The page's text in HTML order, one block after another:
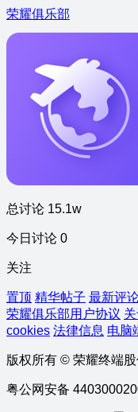
荣耀俱乐部
总讨论 15.1w
今日讨论 0
关注
置顶 精华帖子 最新评
荣耀俱乐部用户协议
cookies 法律信息 电脑
版权所有 © 荣耀终端
粤公网安备